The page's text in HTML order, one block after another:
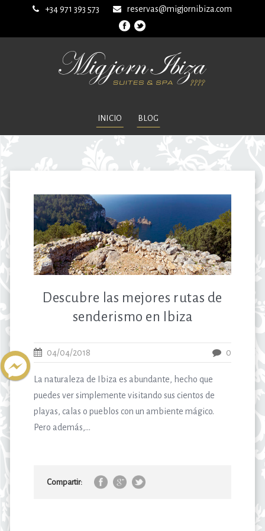
+34 971 393 573 reservas@migjornibiza.com
INICIO BLOG
Descubre las mejores rutas de
senderismo en Ibiza
04/04/2018 0
La naturaleza de Ibiza es abundante, hecho que
puedes ver simplemente visitando sus cientos de
playas, calas o pueblos con un ambiente mágico.
Pero además,...
Compartir: